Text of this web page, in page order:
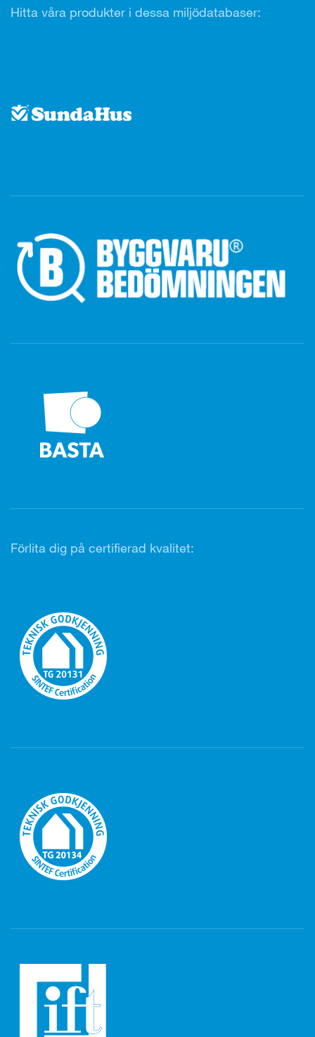
Hitta våra produkter i dessa miljödatabaser:
Förlita dig på certifierad kvalitet: